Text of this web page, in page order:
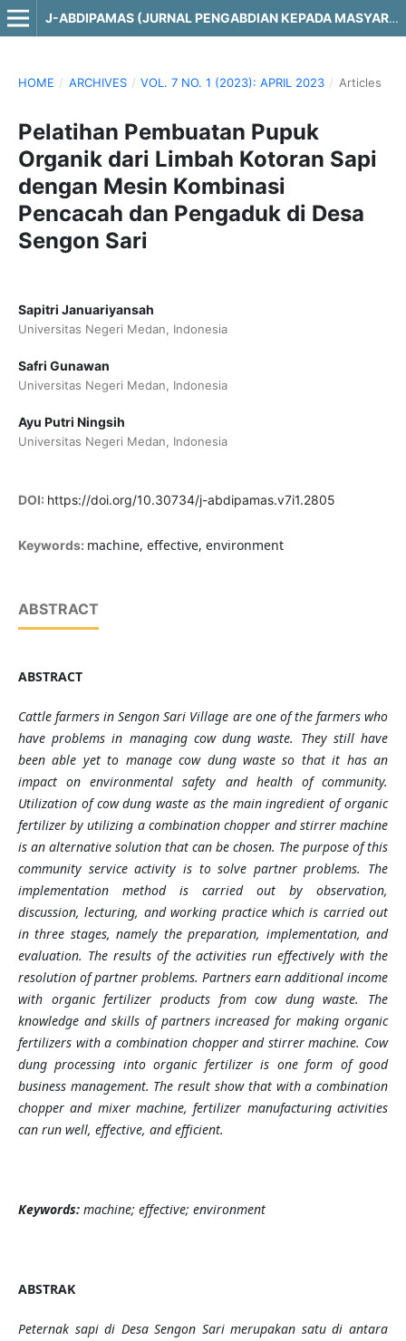
J-ABDIPAMAS (JURNAL PENGABDIAN KEPADA MASYARAKAT)
HOME / ARCHIVES / VOL. 7 NO. 1 (2023): APRIL 2023 / Articles
Pelatihan Pembuatan Pupuk
Organik dari Limbah Kotoran Sapi
dengan Mesin Kombinasi
Pencacah dan Pengaduk di Desa
Sengon Sari
Sapitri Januariyansah
Universitas Negeri Medan, Indonesia
Safri Gunawan
Universitas Negeri Medan, Indonesia
Ayu Putri Ningsih
Universitas Negeri Medan, Indonesia
DOI: https://doi.org/10.30734/j-abdipamas.v7i1.2805
Keywords: machine, effective, environment
ABSTRACT
ABSTRACT
Cattle farmers in Sengon Sari Village are one of the farmers who
have problems in managing cow dung waste. They still have
been able yet to manage cow dung waste so that it has an
impact on environmental safety and health of community.
Utilization of cow dung waste as the main ingredient of organic
fertilizer by utilizing a combination chopper and stirrer machine
is an alternative solution that can be chosen. The purpose of this
community service activity is to solve partner problems. The
implementation method is carried out by observation,
discussion, lecturing, and working practice which is carried out
in three stages, namely the preparation, implementation, and
evaluation. The results of the activities run effectively with the
resolution of partner problems. Partners earn additional income
with organic fertilizer products from cow dung waste. The
knowledge and skills of partners increased for making organic
fertilizers with a combination chopper and stirrer machine. Cow
dung processing into organic fertilizer is one form of good
business management. The result show that with a combination
chopper and mixer machine, fertilizer manufacturing activities
can run well, effective, and efficient.
Keywords:machine; effective; environment
ABSTRAK
Peternak sapi di Desa Sengon Sari merupakan satu di antara